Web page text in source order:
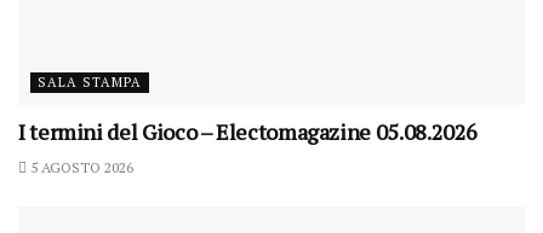
SALA STAMPA
I termini del Gioco – Electomagazine 05.08.2026
5 AGOSTO 2026